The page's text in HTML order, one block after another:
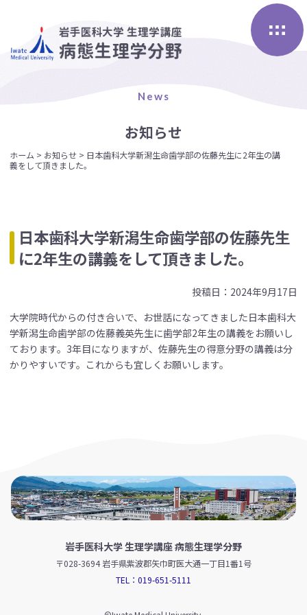
News
お知らせ
ホーム > お知らせ > 日本歯科大学新潟生命歯学部の佐藤先生に2年生の講
義をして頂きました。
日本歯科大学新潟生命歯学部の佐藤先生
に2年生の講義をして頂きました。
投稿日：2024年9月17日
大学院時代からの付き合いで、お世話になってきました日本歯科大
学新潟生命歯学部の佐藤義英先生に歯学部2年生の講義をお願いし
ております。3年目になりますが、佐藤先生の得意分野の講義は分
かりやすいです。これからも宜しくお願いします。
岩手医科大学 生理学講座 病態生理学分野
〒028-3694 岩手県紫波郡矢巾町医大通一丁目1番1号
TEL：019-651-5111